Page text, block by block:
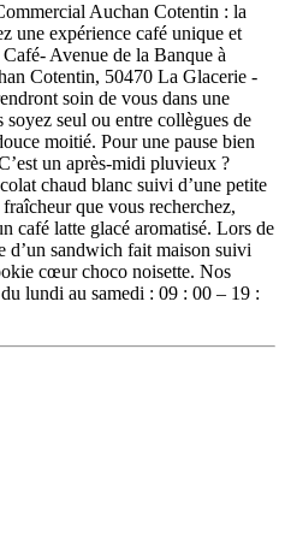
Auchan Cotentin : la
une expérience café unique et
Avenue de la Banque à
Cotentin, 50470 La Glacerie -
soin de vous dans une
seul ou entre collègues de
moitié. Pour une pause bien
un après-midi pluvieux ?
chaud blanc suivi d’une petite
que vous recherchez,
café latte glacé aromatisé. Lors de
d’un sandwich fait maison suivi
cœur choco noisette. Nos
lundi au samedi : 09 : 00 – 19 :